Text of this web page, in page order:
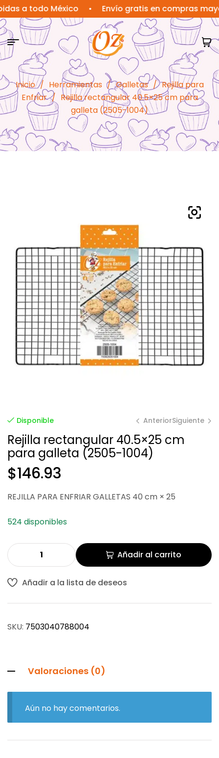
todo México • Envío gratis en compras mayores
Inicio / Herramientas / Galletas / Rejilla para
Enfriar / Rejilla rectangular 40.5×25 cm para
galleta (2505-1004)
Disponible Anterior
$114.79
Siguiente
$435.10
Rejilla rectangular 40.5×25 cm
para galleta (2505-1004)
$146.93
REJILLA PARA ENFRIAR GALLETAS 40 cm × 25
524 disponibles
Añadir al carrito
Añadir a la lista de deseos
SKU: 7503040788004
Valoraciones (0)
Aún no hay comentarios.